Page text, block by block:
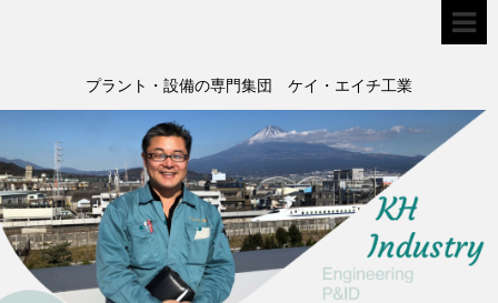
プラント・設備の専門集団 ケイ・エイチ工業